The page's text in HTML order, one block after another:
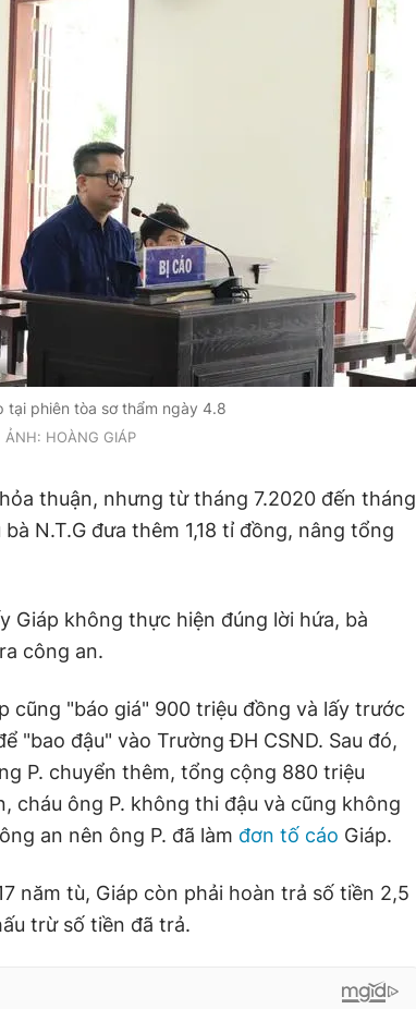
tại phiên tòa sơ thẩm ngày 4.8
ẢNH: HOÀNG GIÁP
thuận, nhưng từ tháng 7.2020 đến tháng
N.T.G đưa thêm 1,18 tỉ đồng, nâng tổng
Giáp không thực hiện đúng lời hứa, bà
công an.
cũng "báo giá" 900 triệu đồng và lấy trước
"bao đậu" vào Trường ĐH CSND. Sau đó,
P. chuyển thêm, tổng cộng 880 triệu
cháu ông P. không thi đậu và cũng không
an nên ông P. đã làm đơn tố cáo Giáp.
năm tù, Giáp còn phải hoàn trả số tiền 2,5
trừ số tiền đã trả.